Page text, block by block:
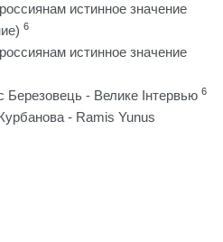
истинное значение
6
истинное значение
- Велике Інтервью 6
- Ramis Yunus